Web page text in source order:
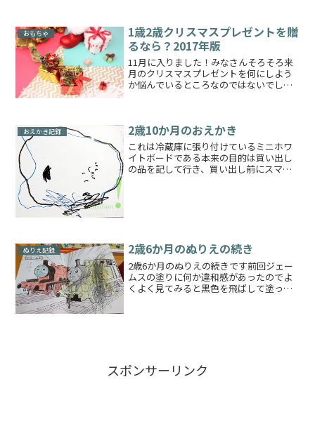
イルが入ったものや低反発枕や適当な普
通の枕、それにタオルや枕...
おもちゃ
1歳2歳クリスマスプレゼントを贈
るなら？2017年版
11月に入りました！みなさんそろそろ来
月のクリスマスプレゼントを何にしよう
か悩んでいるところなのではないでしょ
ん絵本は心を育む必須ア...
おえかき記録 2歳10か月のおえかき
これは冷蔵庫に張り付けているミニホワ
イトボードである本来の目的は買い出し
の品を記して行き、買い出し前にスマホ
ぬりえ記録 2歳6か月のぬりえの続き
2歳6か月のぬりえの続きです前回ジェー
ムスの塗りに何か違和感があったのでよ
くよく見てみると黒色を飛ばして塗って
スポンサーリンク